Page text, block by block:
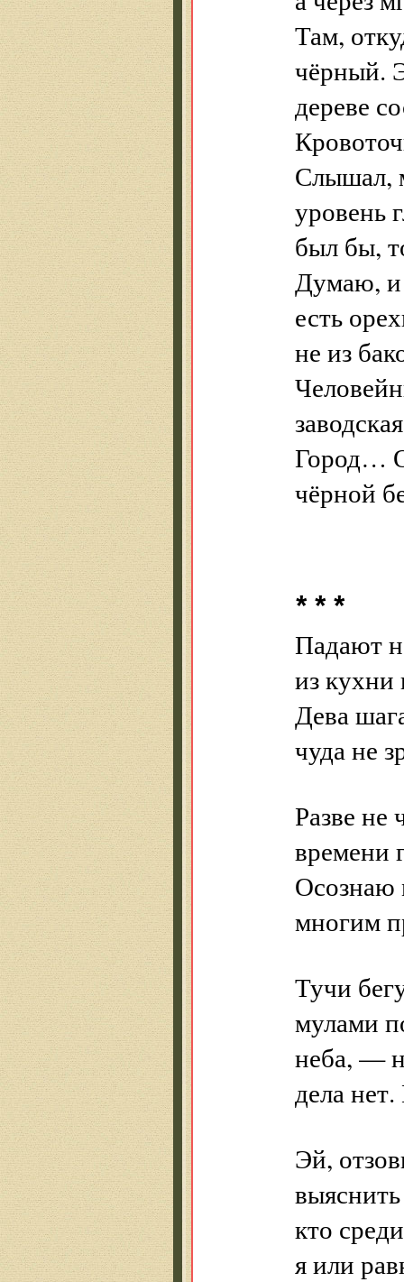
Там,
чёрный.
дереве
Слышал,
уровень
был бы,
Думаю, и
есть
не из
Город…
чёрной
* * *
Падают
из кухни
Дева
чуда не
Разве
времени
Осознаю
многим
Тучи
мулами
неба, —
дела
Эй,
кто
я или